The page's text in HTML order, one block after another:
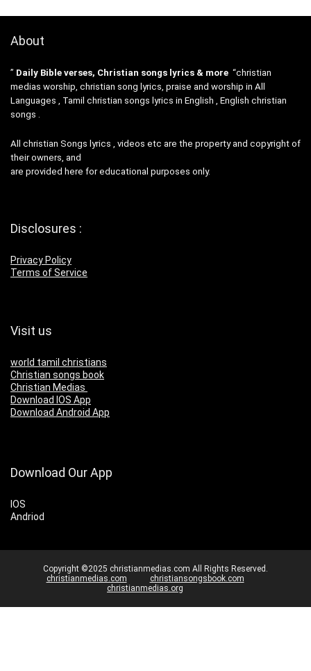
About
” Daily Bible verses, Christian songs lyrics & more “christian
medias worship, christian song lyrics, praise and worship in All
Languages , Tamil christian songs lyrics in English , English christian
songs .
All christian Songs lyrics , videos etc are the property and copyright of
their owners, and
are provided here for educational purposes only.
Disclosures :
Privacy Policy
Terms of Service
Visit us
world tamil christians
Christian songs book
Christian Medias
Download IOS App
Download Android App
Download Our App
IOS
Andriod
Copyright ©2025 christianmedias.com All Rights Reserved.
christianmedias.com
christiansongsbook.com
christianmedias.org